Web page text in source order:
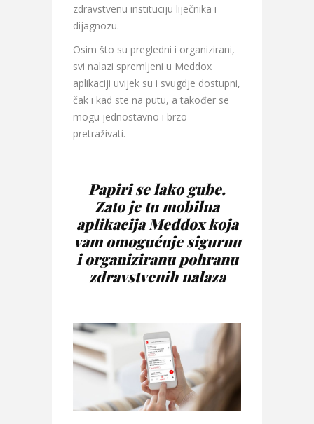
zdravstvenu instituciju liječnika i
dijagnozu.
Osim što su pregledni i organizirani,
svi nalazi spremljeni u Meddox
aplikaciji uvijek su i svugdje dostupni,
čak i kad ste na putu, a također se
mogu jednostavno i brzo
pretraživati.
Papiri se lako gube.
Zato je tu mobilna
aplikacija Meddox koja
vam omogućuje sigurnu
i organiziranu pohranu
zdravstvenih nalaza